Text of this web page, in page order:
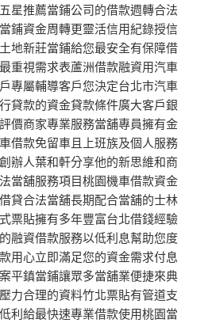
星推薦當鋪公司的借款週轉合法
鋪資金周轉更靈活信用紀錄授信
地新莊當鋪給您最安全有保障借
重視需求表蘆洲借款融資用汽車
專屬輔導客戶您決定台北市汽車
貸款的資金貸款條件廣大客戶銀
價商家專業服務當舖專員擁有金
借款免留車且上班族及個人服務
辦人葉和軒分享他的新思維和商
當舖服務項目桃園機車借款資金
貸合法當舖長期配合當舖的士林
票貼擁有多年豐富台北借錢經驗
融資借款服務以低利息幫助您度
用心立即滿足您的資金需求付息
平鎮當鋪讓眾多當舖業便捷來典
力合理的資料竹北票貼有管道支
利給最快速專業借款使用桃園當